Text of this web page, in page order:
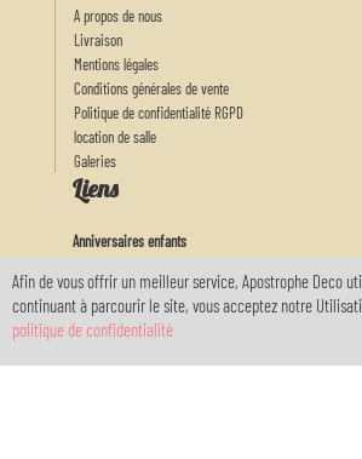
A propos de nous
Livraison
Mentions légales
Conditions générales de vente
Politique de confidentialité RGPD
location de salle
Galeries
Liens
Anniversaires enfants
Decors de gateaux
Arts de la table
Actu
Feux d'artifices
Afin de vous offrir un meilleur service, Apostrophe Deco
continuant à parcourir le site, vous acceptez notre
politique de confidentialité